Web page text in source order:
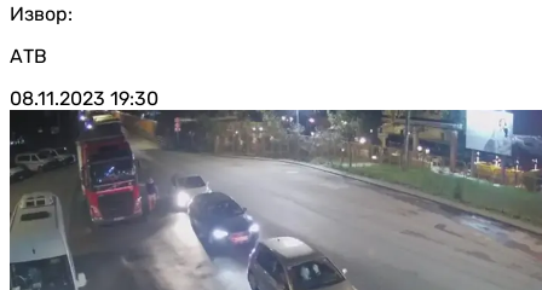
Извор:
АТВ
08.11.2023 19:30